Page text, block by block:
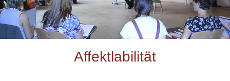
Affektlabilität